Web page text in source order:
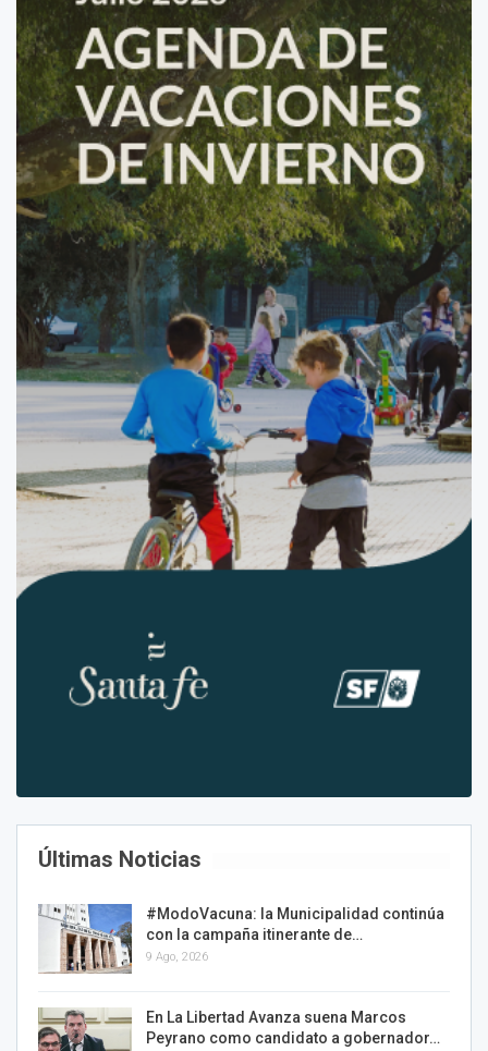
Últimas Noticias
#ModoVacuna: la Municipalidad continúa
con la campaña itinerante de…
9 Ago, 2026
En La Libertad Avanza suena Marcos
Peyrano como candidato a gobernador…